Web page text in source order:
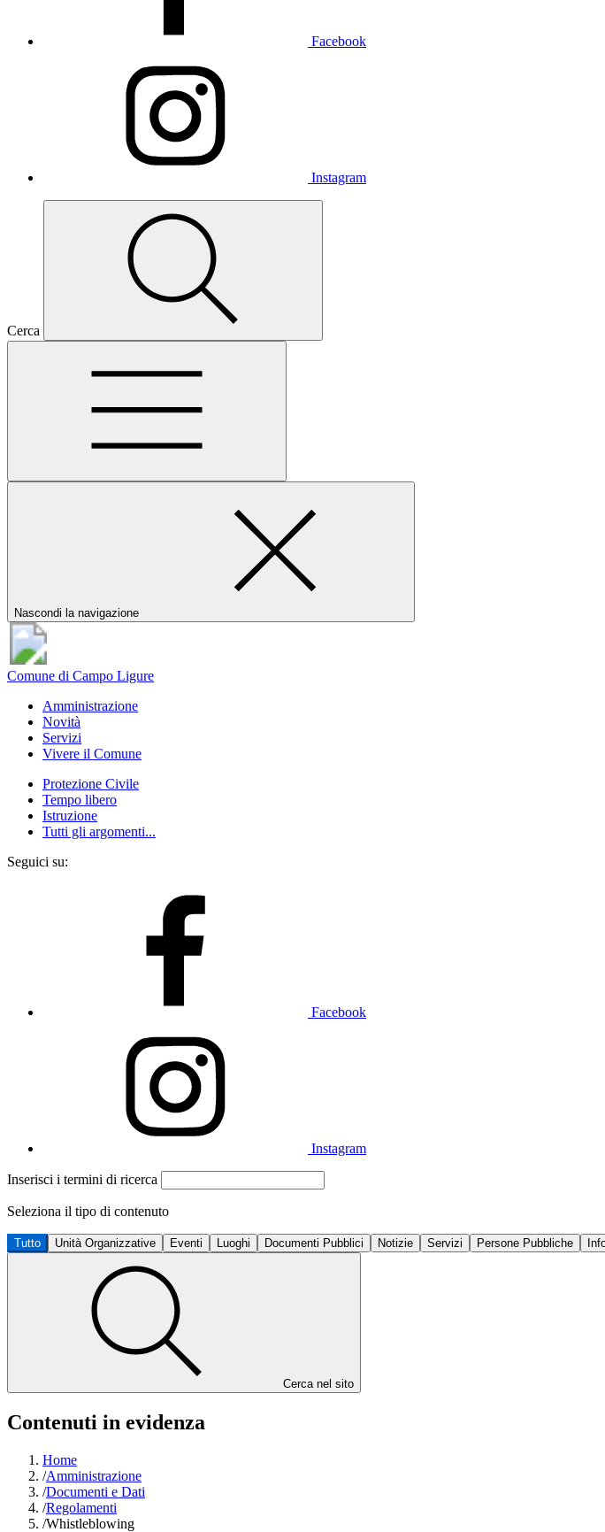
Facebook
Instagram
Cerca
Nascondi la navigazione
Comune di Campo Ligure
Amministrazione
Novità
Servizi
Vivere il Comune
Protezione Civile
Tempo libero
Istruzione
Tutti gli argomenti...
Seguici su:
Facebook
Instagram
Inserisci i termini di ricerca
Seleziona il tipo di contenuto
Tutto Unità Organizzative Eventi Luoghi Documenti Pubblici Notizie Servizi Persone Pubbliche
Cerca nel sito
Contenuti in evidenza
Home
/Amministrazione
/Documenti e Dati
/Regolamenti
/Whistleblowing